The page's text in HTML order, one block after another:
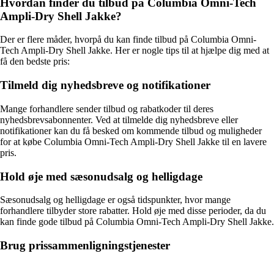
Hvordan finder du tilbud på Columbia Omni-Tech
Ampli-Dry Shell Jakke?
Der er flere måder, hvorpå du kan finde tilbud på Columbia Omni-
Tech Ampli-Dry Shell Jakke. Her er nogle tips til at hjælpe dig med at
få den bedste pris:
Tilmeld dig nyhedsbreve og notifikationer
Mange forhandlere sender tilbud og rabatkoder til deres
nyhedsbrevsabonnenter. Ved at tilmelde dig nyhedsbreve eller
notifikationer kan du få besked om kommende tilbud og muligheder
for at købe Columbia Omni-Tech Ampli-Dry Shell Jakke til en lavere
pris.
Hold øje med sæsonudsalg og helligdage
Sæsonudsalg og helligdage er også tidspunkter, hvor mange
forhandlere tilbyder store rabatter. Hold øje med disse perioder, da du
kan finde gode tilbud på Columbia Omni-Tech Ampli-Dry Shell Jakke.
Brug prissammenligningstjenester